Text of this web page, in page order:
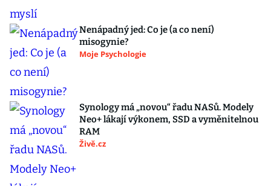
Nenápadný jed: Co je (a co není)
misogynie?
Moje Psychologie
Synology má „novou“ řadu NASů. Modely
Neo+ lákají výkonem, SSD a vyměnitelnou
RAM
Živě.cz